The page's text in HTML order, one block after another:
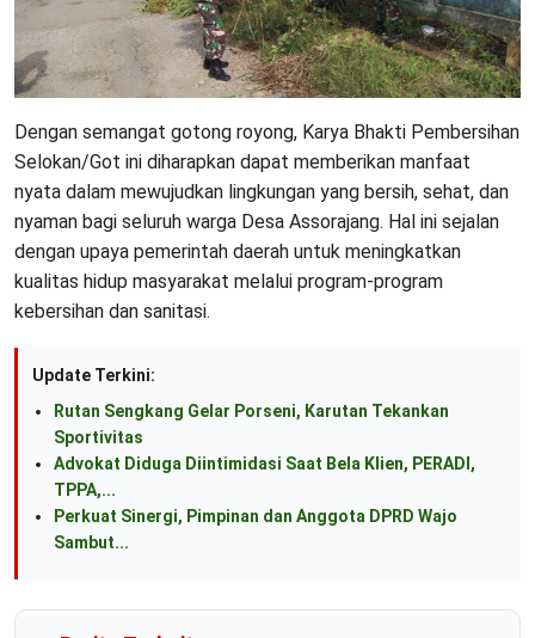
Dengan semangat gotong royong, Karya Bhakti Pembersihan
Selokan/Got ini diharapkan dapat memberikan manfaat
nyata dalam mewujudkan lingkungan yang bersih, sehat, dan
nyaman bagi seluruh warga Desa Assorajang. Hal ini sejalan
dengan upaya pemerintah daerah untuk meningkatkan
kualitas hidup masyarakat melalui program-program
kebersihan dan sanitasi.
Update Terkini:
Rutan Sengkang Gelar Porseni, Karutan Tekankan
Sportivitas
Advokat Diduga Diintimidasi Saat Bela Klien, PERADI,
TPPA,...
Perkuat Sinergi, Pimpinan dan Anggota DPRD Wajo
Sambut...